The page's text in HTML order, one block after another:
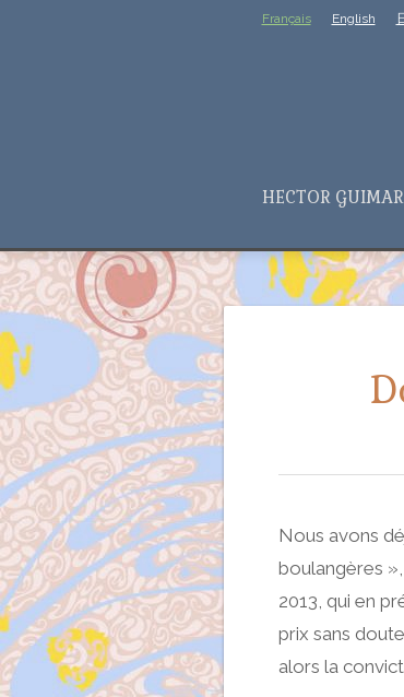
Français English
HECTOR
Nous avons
boulangères
2013, qui en
prix sans
alors la